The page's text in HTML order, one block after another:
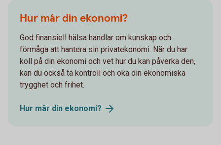
Hur mår din ekonomi?
God finansiell hälsa handlar om kunskap och
förmåga att hantera sin privatekonomi. När du har
koll på din ekonomi och vet hur du kan påverka den,
kan du också ta kontroll och öka din ekonomiska
trygghet och frihet.
Hur mår din ekonomi?